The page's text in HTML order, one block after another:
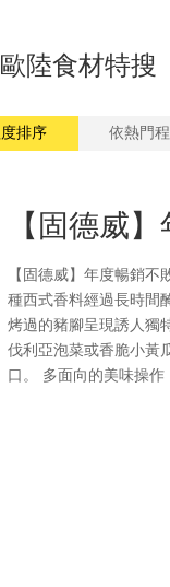
歐陸食材特搜
【固德威
【固德威】年度暢銷
種西式香料經過長時間
烤過的豬腳呈現誘人獨
伐利亞泡菜或香脆小黃
口。 多面向的美味操作